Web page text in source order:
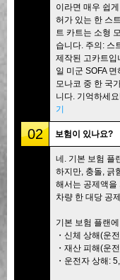
도쿄 아키하바라#2
도쿄 시부야 애넥스
도쿄 아사쿠사
오키나와
이라면 매우 쉽
허가 있는 한 스
트 카트는 소형
습니다. 주의: 스
제작된 고카트입
일 미군 SOFA
모나코 중 한 국
니다. 기억하세
기
02 보험이 있나요?
네. 기본 보험 플
하지만, 충돌, 긁
해서는 공제액을
차량 한 대당 공
기본 보험 플랜
・신체 상해(운
・재산 피해(운
・운전자 상해: